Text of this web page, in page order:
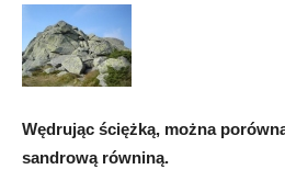
Wędrując ściężką, można
sandrową równiną.